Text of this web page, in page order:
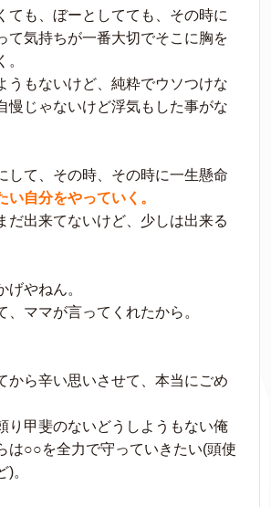
ても、ぼーとしてても、その時に
て気持ちが一番大切でそこに胸を
うもないけど、純粋でウソつけな
慢じゃないけど浮気もした事がな
して、その時、その時に一生懸命
い自分をやっていく。
だ出来てないけど、少しは出来る
げやねん。
、ママが言ってくれたから。
から辛い思いさせて、本当にごめ
り甲斐のないどうしようもない俺
は○○を全力で守っていきたい(頭使
。